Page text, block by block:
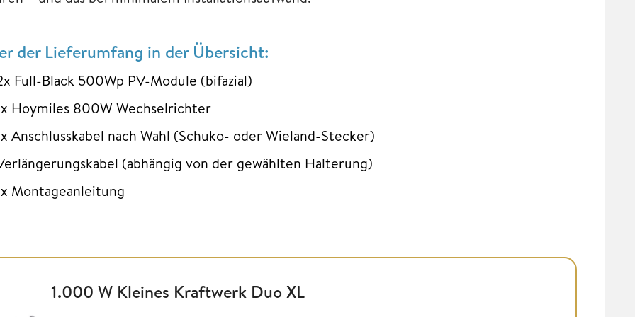
der Lieferumfang in der Übersicht:
Full-Black 500Wp PV-Module (bifazial)
Hoymiles 800W Wechselrichter
Anschlusskabel nach Wahl (Schuko- oder Wieland-Stecker)
(abhängig von der gewählten Halterung)
Montageanleitung
1.000 W Kleines Kraftwerk Duo XL